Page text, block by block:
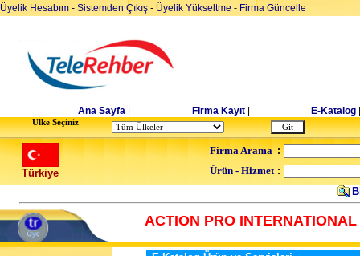
Üyelik Hesabım - Sistemden Çıkış - Üyelik Yükseltme - Firma Güncelle
Ana Sayfa Firma Kayıt E-Katalog
Ulke Seçiniz
Türkiye
Firma Arama :
Ürün - Hizmet :
ACTION PRO INTERNATIONAL